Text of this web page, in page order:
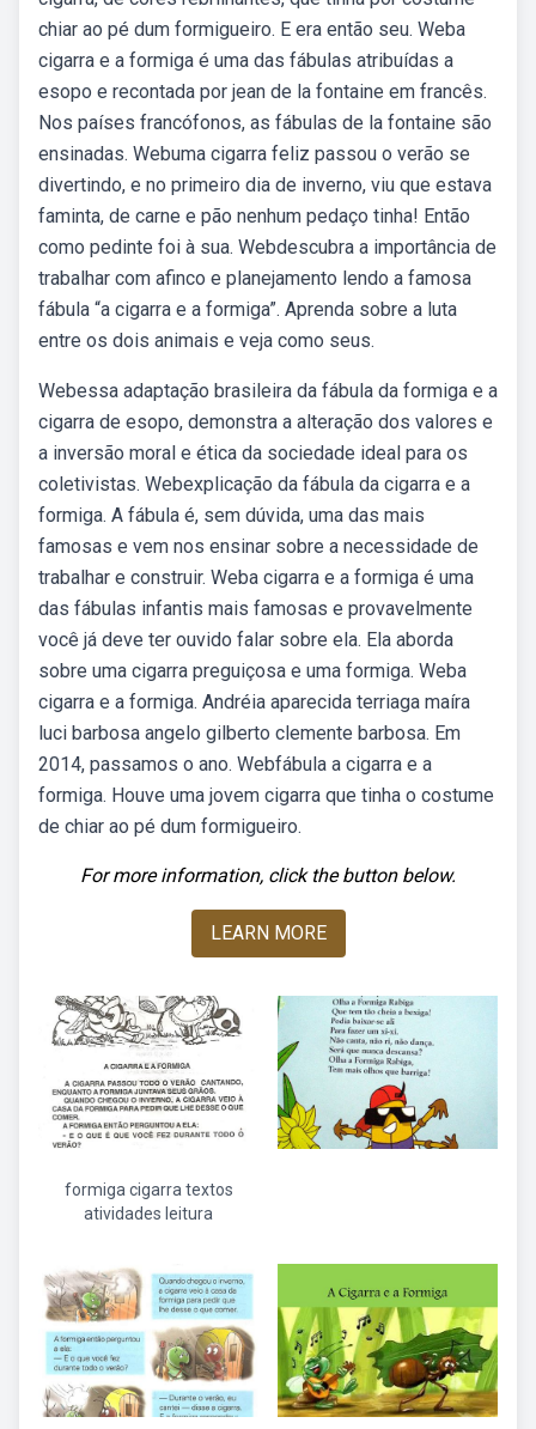
chiar ao pé dum formigueiro. E era então seu. Weba
cigarra e a formiga é uma das fábulas atribuídas a
esopo e recontada por jean de la fontaine em francês.
Nos países francófonos, as fábulas de la fontaine são
ensinadas. Webuma cigarra feliz passou o verão se
divertindo, e no primeiro dia de inverno, viu que estava
faminta, de carne e pão nenhum pedaço tinha! Então
como pedinte foi à sua. Webdescubra a importância de
trabalhar com afinco e planejamento lendo a famosa
fábula “a cigarra e a formiga”. Aprenda sobre a luta
entre os dois animais e veja como seus.
Webessa adaptação brasileira da fábula da formiga e a
cigarra de esopo, demonstra a alteração dos valores e
a inversão moral e ética da sociedade ideal para os
coletivistas. Webexplicação da fábula da cigarra e a
formiga. A fábula é, sem dúvida, uma das mais
famosas e vem nos ensinar sobre a necessidade de
trabalhar e construir. Weba cigarra e a formiga é uma
das fábulas infantis mais famosas e provavelmente
você já deve ter ouvido falar sobre ela. Ela aborda
sobre uma cigarra preguiçosa e uma formiga. Weba
cigarra e a formiga. Andréia aparecida terriaga maíra
luci barbosa angelo gilberto clemente barbosa. Em
2014, passamos o ano. Webfábula a cigarra e a
formiga. Houve uma jovem cigarra que tinha o costume
de chiar ao pé dum formigueiro.
For more information, click the button below.
LEARN MORE
formiga cigarra textos
atividades leitura